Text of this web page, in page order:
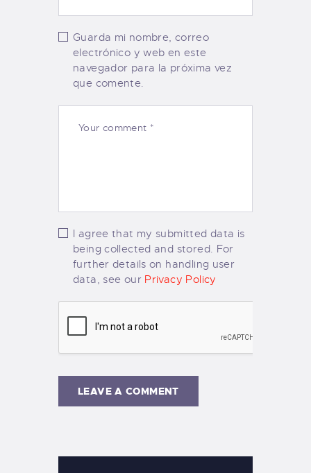
Guarda mi nombre, correo
electrónico y web en este
navegador para la próxima vez
que comente.
I agree that my submitted data is
being collected and stored. For
further details on handling user
data, see our Privacy Policy